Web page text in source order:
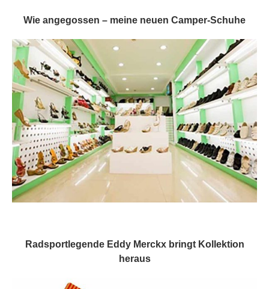
Wie angegossen – meine neuen Camper-Schuhe
Radsportlegende Eddy Merckx bringt Kollektion
heraus